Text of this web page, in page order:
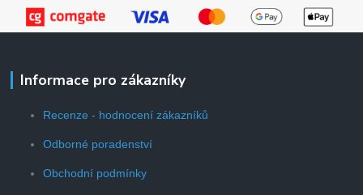
Informace pro zákazníky
Recenze - hodnocení zákazníků
Odborné poradenství
Obchodní podmínky